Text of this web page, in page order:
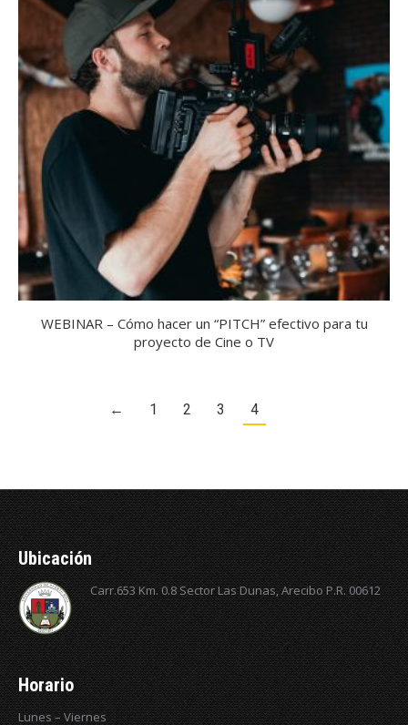
WEBINAR – Cómo hacer un “PITCH” efectivo para tu
proyecto de Cine o TV
← 1 2 3 4
Ubicación
Carr.653 Km. 0.8 Sector Las Dunas, Arecibo P.R. 00612
Horario
Lunes – Viernes